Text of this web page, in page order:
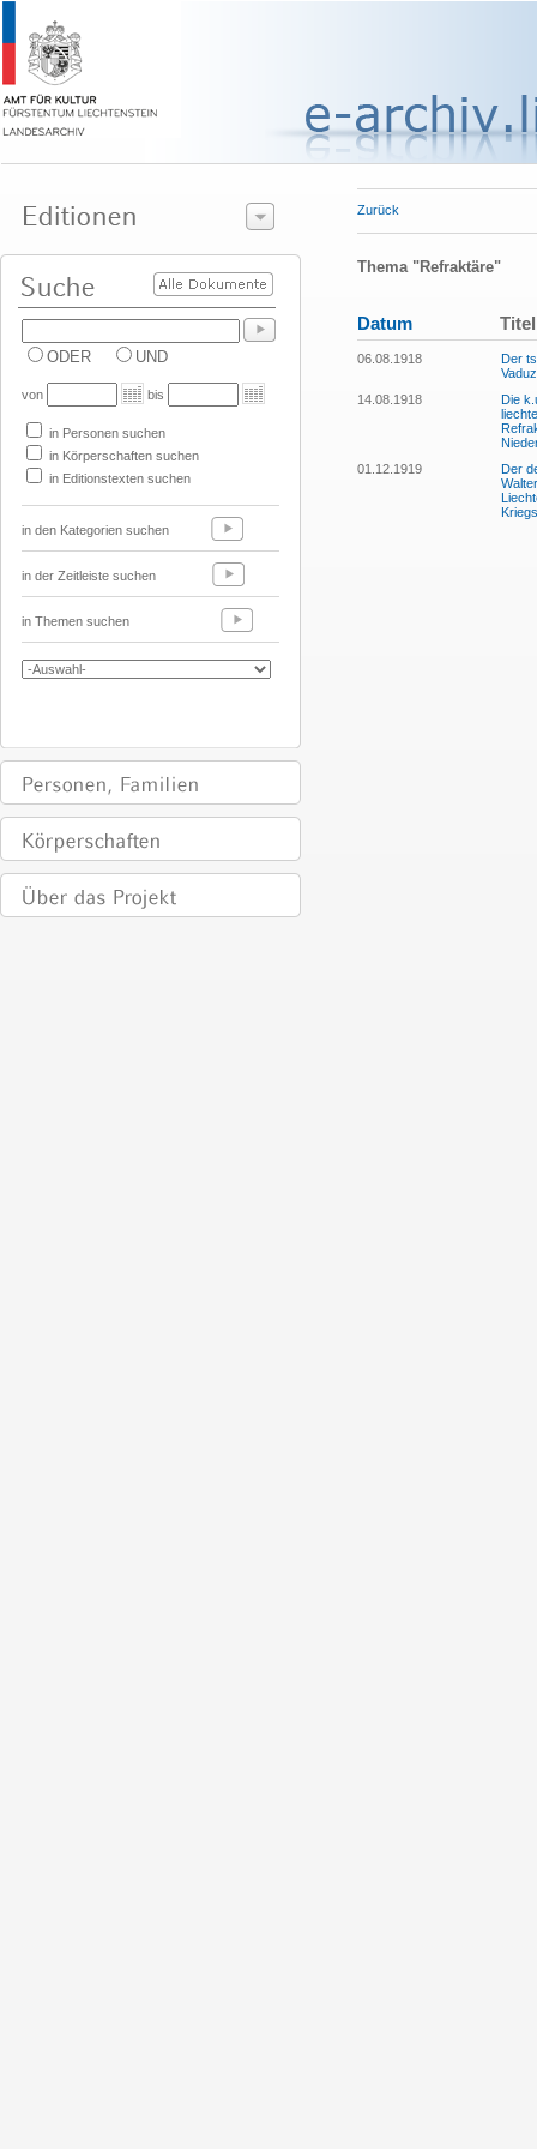
ODER UND
von bis
in Personen suchen
in Körperschaften suchen
in Editionstexten suchen
in den Kategorien suchen
in der Zeitleiste suchen
in Themen suchen
Zurück
Thema "Refraktäre"
Datum Titel
06.08.1918
Der
14.08.1918
Die
01.12.1919
Der